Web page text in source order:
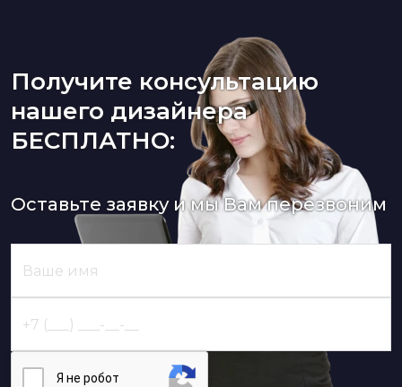
Получите консультацию
нашего дизайнера
БЕСПЛАТНО:
Оставьте заявку и мы Вам перезвоним
Я нe poбoт